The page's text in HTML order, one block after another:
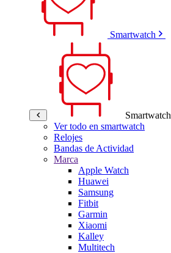
Smartwatch
Smartwatch
Ver todo en smartwatch
Relojes
Bandas de Actividad
Marca
Apple Watch
Huawei
Samsung
Fitbit
Garmin
Xiaomi
Kalley
Multitech